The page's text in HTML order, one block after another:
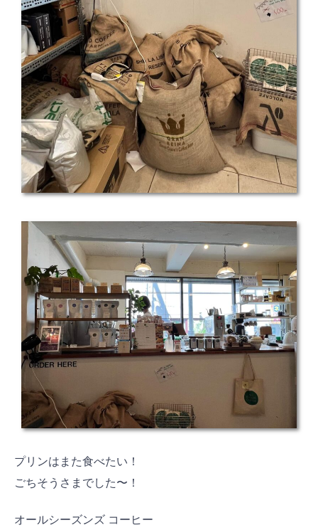
プリンはまた食べたい！
ごちそうさまでした〜！
オールシーズンズ コーヒー